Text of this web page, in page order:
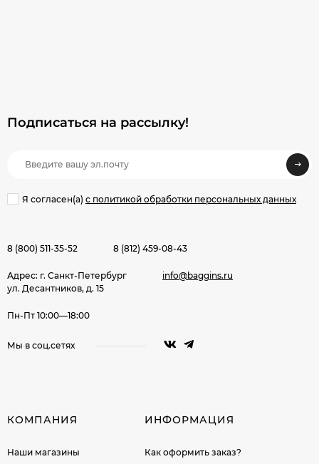
Подписаться на рассылкy!
Я согласен(a) с политикой обработки персональных данных
8 (800) 511-35-52 8 (812) 459-08-43
Адрес: г. Санкт-Петербург
ул. Десантников, д. 15
info@baggins.ru
Пн-Пт 10:00—18:00
Мы в соц.сетях
КОМПАНИЯ
Наши магазины
ИНФОРМАЦИЯ
Как оформить заказ?